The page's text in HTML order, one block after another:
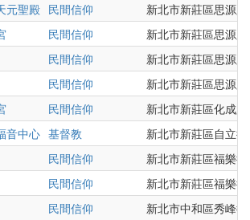
元聖殿 民間信仰
新北市新莊區思源
民間信仰
新北市新莊區思源
民間信仰
新北市新莊區思源
民間信仰
新北市新莊區思源
民間信仰
新北市新莊區化成
音中心 基督教
新北市新莊區自立
民間信仰
新北市新莊區福樂
民間信仰
新北市新莊區福樂
民間信仰
新北市中和區秀峰